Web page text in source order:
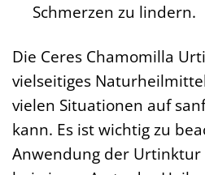
Schmerzen zu lindern.
Die Ceres Chamomilla
vielseitiges
vielen Situationen auf
kann. Es ist wichtig zu
Anwendung der Urtinktur